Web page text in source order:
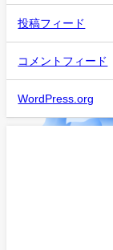
投稿フィード
コメントフィード
WordPress.org